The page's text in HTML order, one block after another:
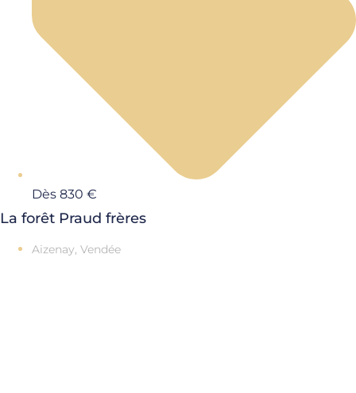
Dès 830 €
La forêt Praud frères
Aizenay, Vendée